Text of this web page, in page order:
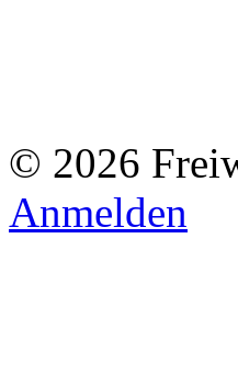
© 2026
Anmelden